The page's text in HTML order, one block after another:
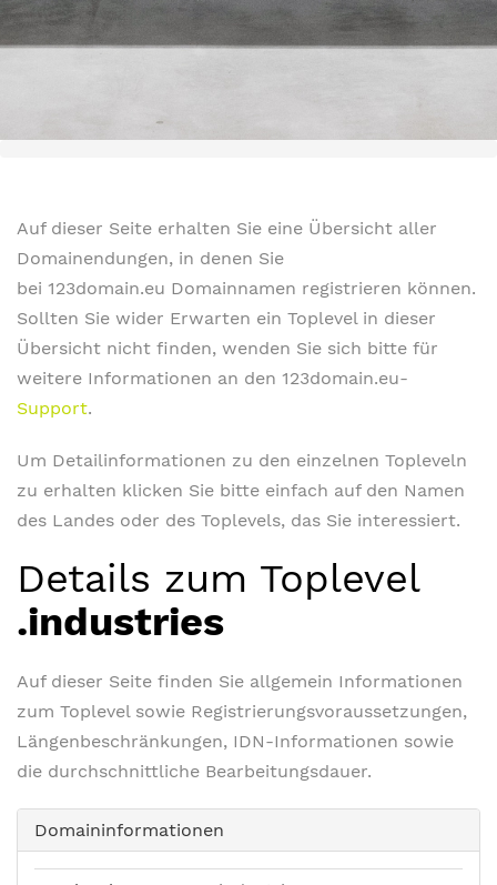
Auf dieser Seite erhalten Sie eine Übersicht aller
Domainendungen, in denen Sie
bei 123domain.eu Domainnamen registrieren können.
Sollten Sie wider Erwarten ein Toplevel in dieser
Übersicht nicht finden, wenden Sie sich bitte für
weitere Informationen an den 123domain.eu-
Support.
Um Detailinformationen zu den einzelnen Topleveln
zu erhalten klicken Sie bitte einfach auf den Namen
des Landes oder des Toplevels, das Sie interessiert.
Details zum Toplevel
.industries
Auf dieser Seite finden Sie allgemein Informationen
zum Toplevel sowie Registrierungsvoraussetzungen,
Längenbeschränkungen, IDN-Informationen sowie
die durchschnittliche Bearbeitungsdauer.
Domaininformationen